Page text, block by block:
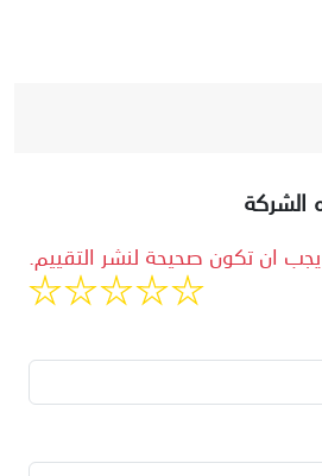
ان تكون صحيحة لنشر التقييم.